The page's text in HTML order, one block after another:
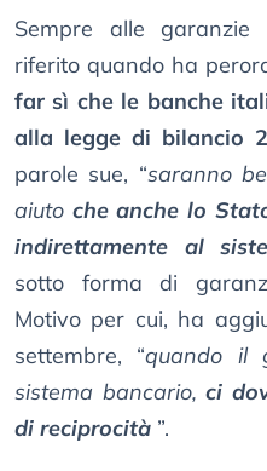
Sempre alle
riferito quando ha
far sì che le banche
alla legge di bilancio
parole sue, “saranno
aiuto che anche lo
indirettamente al
sotto forma di
Motivo per cui, ha
settembre, “quando il
sistema bancario, ci
di reciprocità ”.